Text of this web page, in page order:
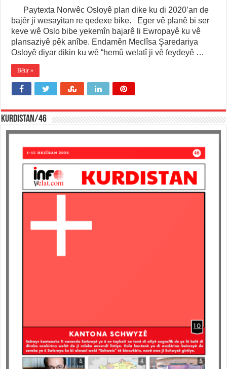
Paytexta Norwêc Osloyê plan dike ku di 2020’an de
bajêr ji wesayitan re qedexe bike. Eger vê planê bi ser
keve wê Oslo bibe yekemîn bajarê li Ewropayê ku vê
plansaziyê pêk anîbe. Endamên Meclîsa Şaredariya
Osloyê diyar dikin ku wê “hemû welatî ji vê feydeyê …
Bêtir »
KURDISTAN/46